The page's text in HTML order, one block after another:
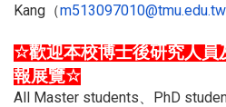
Kang （m513097010@tmu.edu.tw
☆歡迎本校博士後研究人員
報展覽☆
All Master students
PhD